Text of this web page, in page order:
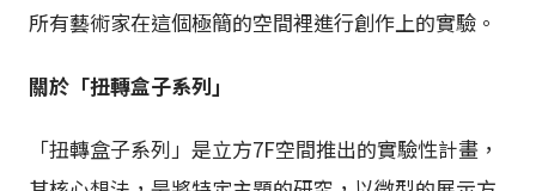
所有藝術家在這個極簡的空間裡進行創作上的實驗。
關於「扭轉盒子系列」
「扭轉盒子系列」是立方7F空間推出的實驗性計畫，